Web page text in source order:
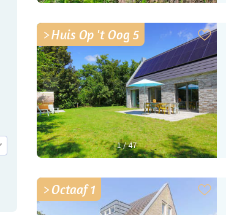
1/47
Huis Op 't Oog 5
Octaaf 1